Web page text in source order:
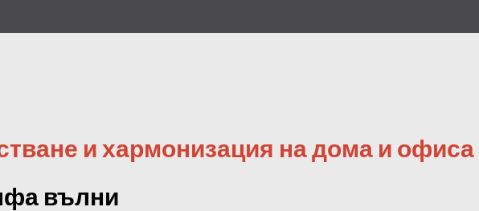
и хармонизация на дома и офиса
вълни